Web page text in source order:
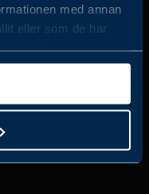
med annan
eller som de har